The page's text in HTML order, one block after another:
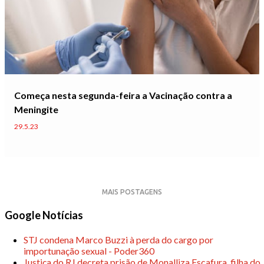
g
e
n
Começa nesta segunda-feira a Vacinação contra a
Meningite
29.5.23
MAIS POSTAGENS
Google Notícias
STJ condena Marco Buzzi à perda do cargo por
importunação sexual - Poder360